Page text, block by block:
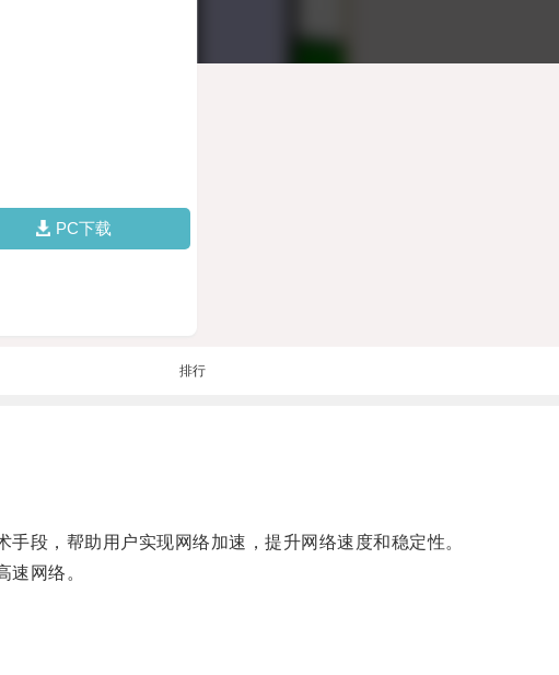
PC下载
排行
段，帮助用户实现网络加速，提升网络速度和稳定性。
网络。